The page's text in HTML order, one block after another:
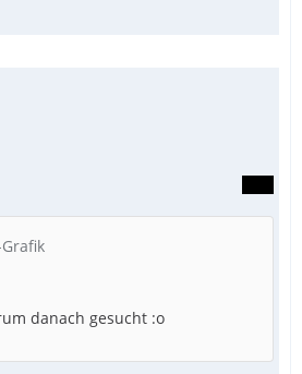
danach gesucht :o